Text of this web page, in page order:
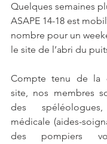
Quelques semaines
ASAPE 14-18 est
nombre pour un
le site de l’abri du
Compte tenu de la
site, nos membres
des
médicale (aides-
des pompiers